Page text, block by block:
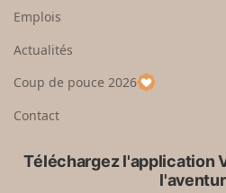
e
u
p
a
Emplois
Actualités
Coup de pouce 2026
Contact
Téléchargez l'application